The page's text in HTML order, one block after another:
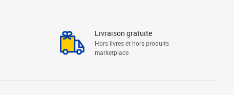
Livraison gratuite
Hors livres et hors produits
marketplace